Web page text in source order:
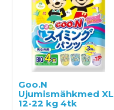
Goo.N
Ujumismähkmed XL
12-22 kg 4tk